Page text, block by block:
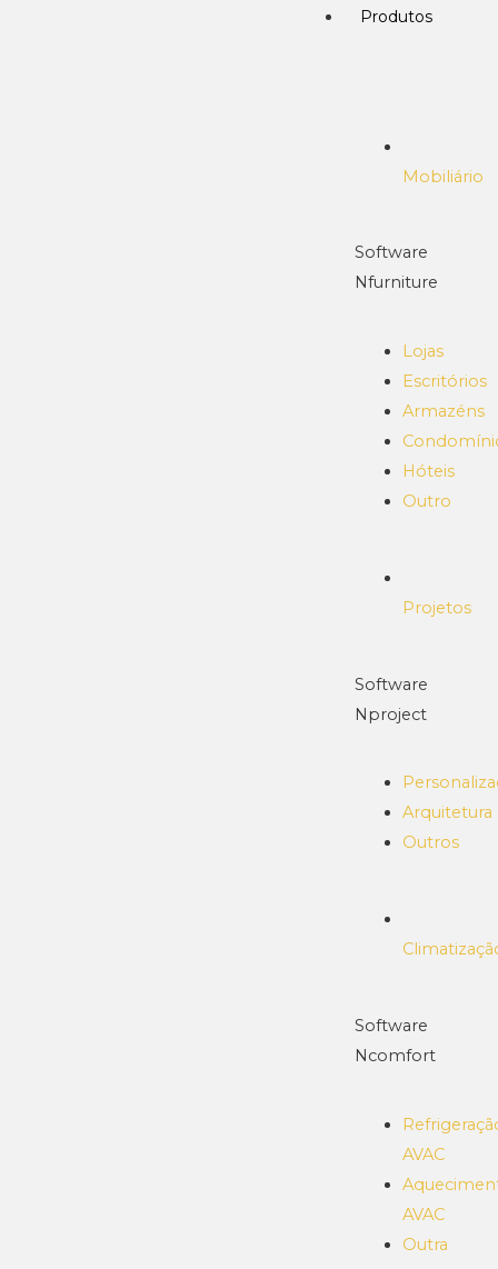
Produtos
Mobiliário
Software
Nfurniture
Lojas
Escritórios
Armazéns
Hóteis
Outro
Projetos
Software
Nproject
Arquitetura
Outros
Software
Ncomfort
AVAC
AVAC
Outra